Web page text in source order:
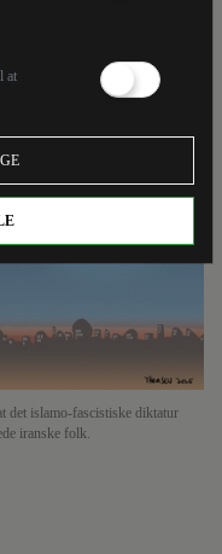
at
sammen og
iranske folk.
det islamo-fascistiske diktatur
iranske folk.